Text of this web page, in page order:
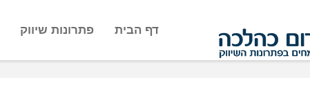
דף הבית פתרונות שיווק